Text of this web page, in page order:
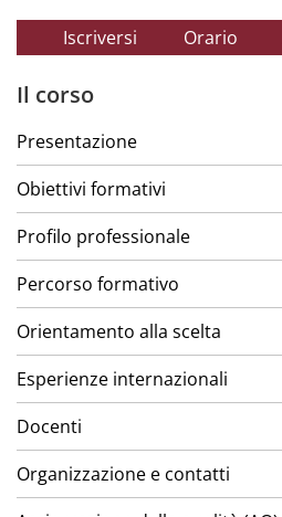
Iscriversi Orario
Il corso
Presentazione
Obiettivi formativi
Profilo professionale
Percorso formativo
Orientamento alla scelta
Esperienze internazionali
Docenti
Organizzazione e contatti